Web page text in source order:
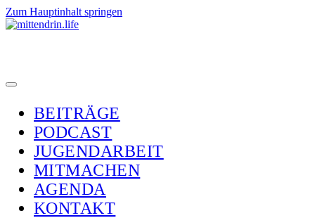
Zum Hauptinhalt springen
BEITRÄGE
PODCAST
JUGENDARBEIT
MITMACHEN
AGENDA
KONTAKT